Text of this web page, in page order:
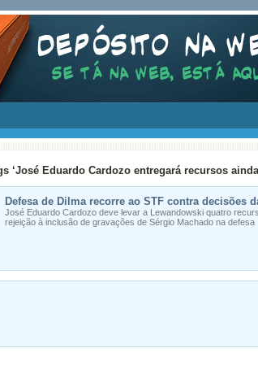
‘José Eduardo Cardozo entregará recursos
Defesa de Dilma recorre ao STF contra decisões
José Eduardo Cardozo deve levar a Lewandowski quatro
rejeição à inclusão de gravações de Sérgio Machado na defesa